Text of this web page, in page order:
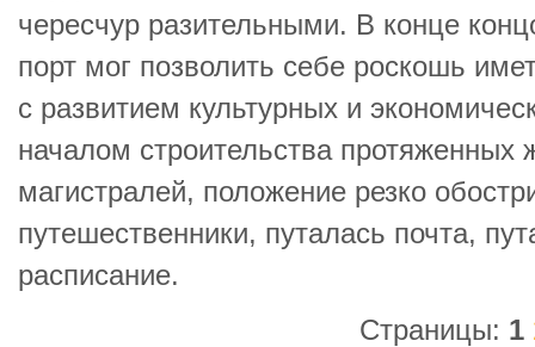
чересчур разительными. В конце
порт мог позволить себе роскошь
с развитием культурных и
началом строительства протяженных
магистралей, положение резко
путешественники, путалась почта,
расписание.
Страницы: 1